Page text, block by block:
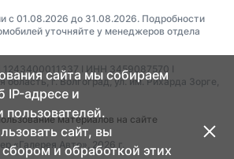
с 01.08.2026 до 31.08.2026. Подробности
уточняйте у менеджеров отдела
I ИНН 3459087570 I
г. Волгоград, ул. им. Рихарда Зорге,
материалов на сайте
«Галерея Авто», 2026 г.
сайта мы собираем
IP-адресе и
сайт, вы
и обработкой этих